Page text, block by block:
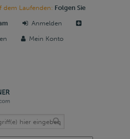
dem Laufenden: Folgen Sie
Anmelden
Mein Konto